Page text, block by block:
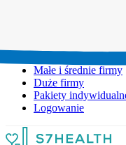
Małe i średnie firmy
Duże firmy
Pakiety
Logowanie